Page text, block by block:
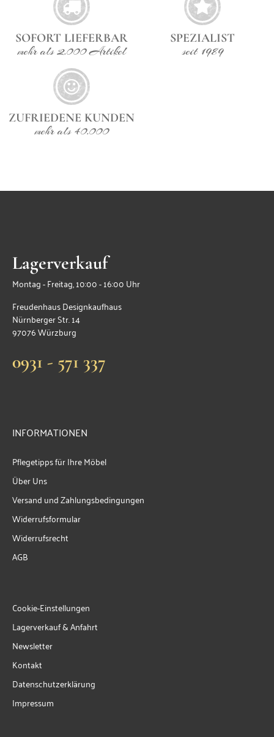
SOFORT LIEFERBAR
mehr als 2.000 Artikel
SPEZIALIST
seit 1989
ZUFRIEDENE KUNDEN
mehr als 40.000
Lagerverkauf
Montag - Freitag, 10:00 - 16:00 Uhr
Freudenhaus Designkaufhaus
Nürnberger Str. 14
97076 Würzburg
0931 - 571 337
INFORMATIONEN
Pflegetipps für Ihre Möbel
Über Uns
Versand und Zahlungsbedingungen
Widerrufsformular
Widerrufsrecht
AGB
Cookie-Einstellungen
Lagerverkauf & Anfahrt
Newsletter
Kontakt
Datenschutzerklärung
Impressum